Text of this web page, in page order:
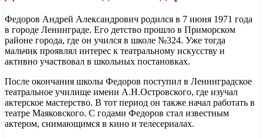
Федоров Андрей Александрович родился в 7 июня 1971 года
в городе Ленинграде. Его детство прошло в Приморском
районе города, где он учился в школе №324. Уже тогда
мальчик проявлял интерес к театральному искусству и
активно участвовал в школьных постановках.
После окончания школы Федоров поступил в Ленинградское
театральное училище имени А.Н.Островского, где изучал
актерское мастерство. В тот период он также начал работать в
театре Маяковского. С годами Федоров стал известным
актером, снимающимся в кино и телесериалах.